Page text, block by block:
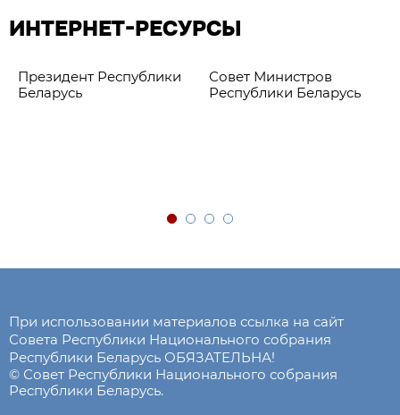
ИНТЕРНЕТ-РЕСУРСЫ
Президент Республики
Беларусь
Совет Министров
Республики Беларусь
При использовании материалов ссылка на сайт
Совета Республики Национального собрания
Республики Беларусь ОБЯЗАТЕЛЬНА!
© Совет Республики Национального собрания
Республики Беларусь.